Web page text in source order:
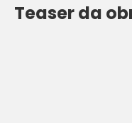
Teaser da